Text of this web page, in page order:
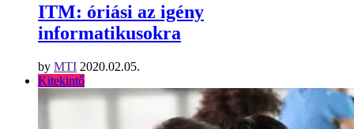
ITM: óriási az igény
informatikusokra
by MTI 2020.02.05.
Kitekintő